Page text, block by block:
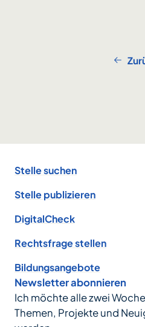
Stelle suchen
Stelle publizieren
DigitalCheck
Rechtsfrage stellen
Bildungsangebote
Newsletter abonnieren
Ich möchte alle zwei
Themen, Projekte und